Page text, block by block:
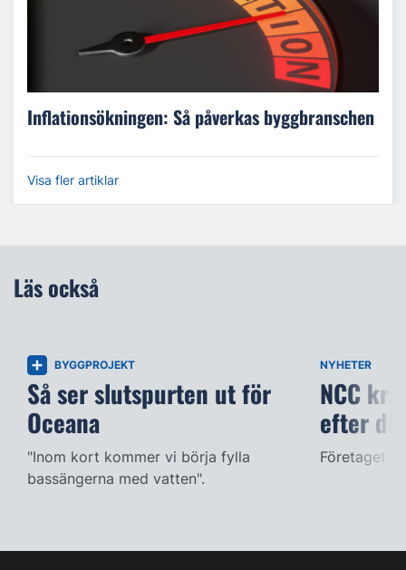
Inflationsökningen: Så påverkas byggbranschen
Visa fler artiklar
Läs också
BYGGPROJEKT
Så ser slutspurten ut för
Oceana
"Inom kort kommer vi börja fylla
bassängerna med vatten".
NYHETER
NCC
efter
Företaget